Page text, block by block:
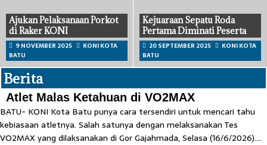
Ajukan Pelaksanaan Porkot
di Raker KONI
9 NOVEMBER 2025
KONI KOTA
BATU
Kejuaraan Sepatu Roda
Pertama Diminati Peserta
20 SEPTEMBER 2025
KONI KOTA
BATU
Berita
Atlet Malas Ketahuan di VO2MAX
BATU- KONI Kota Batu punya cara tersendiri untuk mencari tahu
kebiasaan atletnya. Salah satunya dengan melaksanakan Tes
VO2MAX yang dilaksanakan di Gor Gajahmada, Selasa (16/6/2026)....